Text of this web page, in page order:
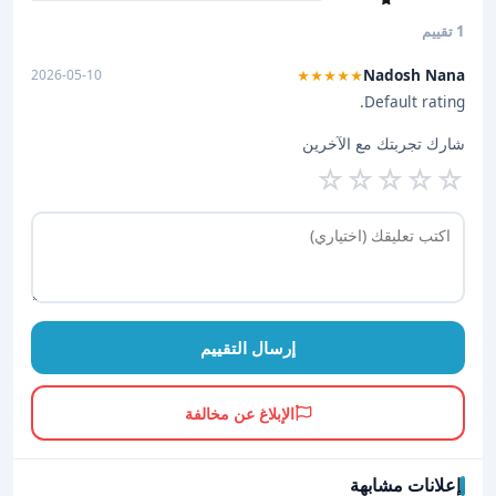
1 تقييم
Nadosh Nana
★★★★★
2026-05-10
Default rating.
شارك تجربتك مع الآخرين
☆
☆
☆
☆
☆
إرسال التقييم
الإبلاغ عن مخالفة
إعلانات مشابهة